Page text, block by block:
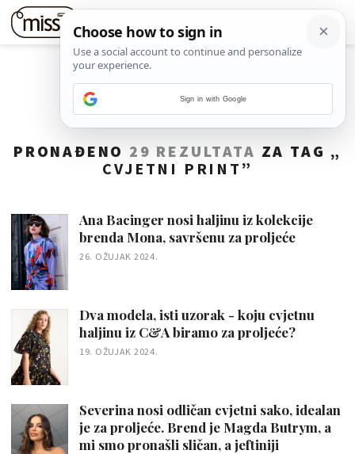
PRONAĐENO 29 REZULTATA ZA TAG „
CVJETNI PRINT ”
Ana Bacinger nosi haljinu iz kolekcije
brenda Mona, savršenu za proljeće
26. OŽUJAK 2024.
Dva modela, isti uzorak - koju cvjetnu
haljinu iz C&A biramo za proljeće?
19. OŽUJAK 2024.
Severina nosi odličan cvjetni sako, idealan
je za proljeće. Brend je Magda Butrym, a
mi smo pronašli sličan, a jeftiniji
Sign in with Google